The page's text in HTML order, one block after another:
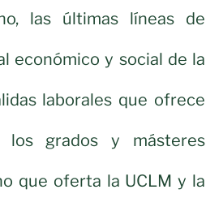
las últimas líneas de
económico y social de la
laborales que ofrece
los grados y másteres
que oferta la UCLM y la